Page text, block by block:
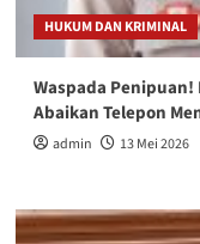
HUKUM DAN KRIMINAL
Waspada Penipuan!
Abaikan Telepon
admin 13 Mei 2026